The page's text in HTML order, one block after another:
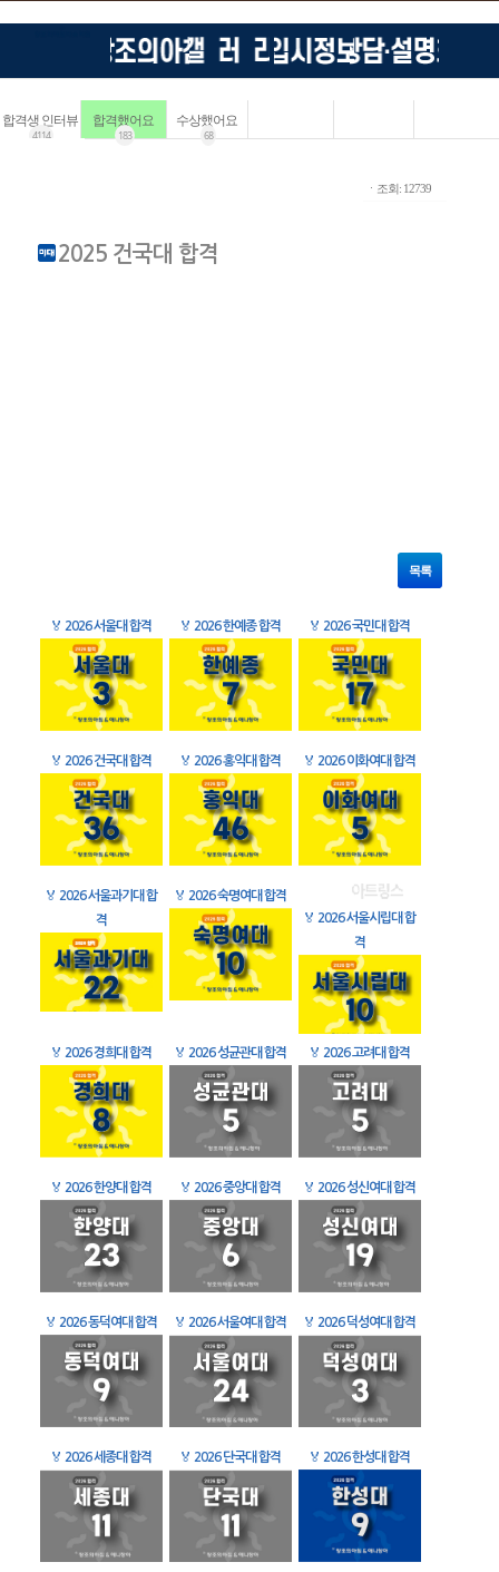
합격생 인터뷰
4114
합격했어요
183
수상했어요
68
ㆍ조회: 12739
2025 건국대 합격
목록
🏅 2026 서울대 합격 🏅 2026 한예종 합격 🏅 2026 국민대 합격
🏅 2026 건국대 합격 🏅 2026 홍익대 합격 🏅 2026 이화여대 합격
🏅 2026 서울과기대 합
격
🏅 2026 숙명여대 합격
🏅 2026 서울시립대 합
격
🏅 2026 경희대 합격 🏅 2026 성균관대 합격 🏅 2026 고려대 합격
🏅 2026 한양대 합격 🏅 2026 중앙대 합격 🏅 2026 성신여대 합격
🏅 2026 동덕여대 합격 🏅 2026 서울여대 합격 🏅 2026 덕성여대 합격
🏅 2026 세종대 합격 🏅 2026 단국대 합격 🏅 2026 한성대 합격